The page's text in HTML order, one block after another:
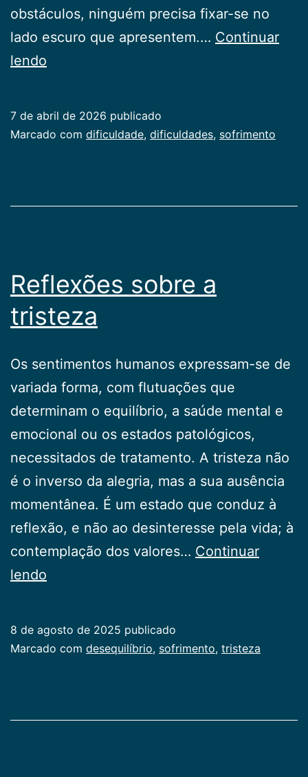
obstáculos, ninguém precisa fixar-se no
lado escuro que apresentem.… Continuar
lendo
7 de abril de 2026 publicado
Categorizado
Marcado com dificuldade, dificuldades, sofrimento
Reflexões sobre a
tristeza
Os sentimentos humanos expressam-se de
variada forma, com flutuações que
determinam o equilíbrio, a saúde mental e
emocional ou os estados patológicos,
necessitados de tratamento. A tristeza não
é o inverso da alegria, mas a sua ausência
momentânea. É um estado que conduz à
reflexão, e não ao desinteresse pela vida; à
contemplação dos valores… Continuar
lendo
tristeza
8 de agosto de 2025 publicado
Categorizado
Marcado com desequilíbrio, sofrimento, tristeza